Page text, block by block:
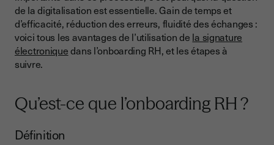
Gain de temps
Meilleure expérience entre les collaborateurs
Réduction des erreurs
Sécurité juridique
Les étapes de l’onboarding RH simplifié par la signature
de la digitalisation est essentielle. Gain de temps et
d’efficacité, réduction des erreurs, fluidité des échanges :
voici tous les avantages de l’utilisation de la signature
électroniquedans l’onboarding RH, et les étapes à
suivre.
Qu’est-ce que l’onboarding RH ?
Définition